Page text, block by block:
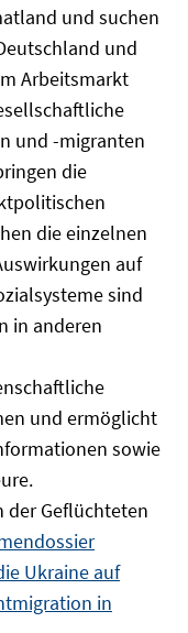
und suchen
und
Arbeitsmarkt
und -migranten
die
die einzelnen
auf
sind
in anderen
und ermöglicht
sowie
der Geflüchteten
Ukraine auf
in